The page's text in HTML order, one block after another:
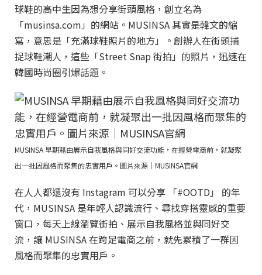
球鞋的高中生因為想分享街頭風格，創立名為
「musinsa.com」的網站。MUSINSA 其實是韓文的縮
寫，意思是「充滿球鞋照片的地方」。創辦人在街頭捕
捉球鞋潮人，這些「Street Snap 街拍」的照片，迅速在
韓國時尚圈引爆話題。
MUSINSA 早期藉由展示自我風格與同好交流功能，在經營電商前，就凝聚
出一批因風格而聚集的忠實用戶。圖片來源｜MUSINSA官網
在人人都還沒有 Instagram 可以分享 「#OOTD」 的年
代，MUSINSA 是年輕人認識流行、尋找穿搭靈感的重要
窗口，每天上線瀏覽街拍、展示自我風格並與同好交
流，讓 MUSINSA 在跨足電商之前，就先累積了一群因
風格而聚集的忠實用戶。